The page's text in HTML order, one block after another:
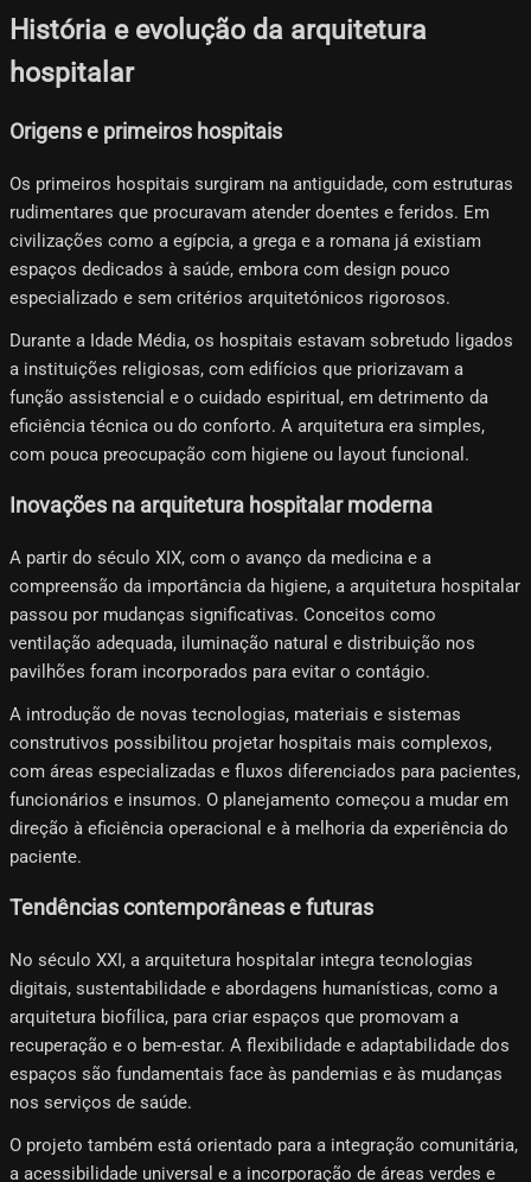
História e evolução da arquitetura
hospitalar
Origens e primeiros hospitais
Os primeiros hospitais surgiram na antiguidade, com estruturas
rudimentares que procuravam atender doentes e feridos. Em
civilizações como a egípcia, a grega e a romana já existiam
espaços dedicados à saúde, embora com design pouco
especializado e sem critérios arquitetónicos rigorosos.
Durante a Idade Média, os hospitais estavam sobretudo ligados
a instituições religiosas, com edifícios que priorizavam a
função assistencial e o cuidado espiritual, em detrimento da
eficiência técnica ou do conforto. A arquitetura era simples,
com pouca preocupação com higiene ou layout funcional.
Inovações na arquitetura hospitalar moderna
A partir do século XIX, com o avanço da medicina e a
compreensão da importância da higiene, a arquitetura hospitalar
passou por mudanças significativas. Conceitos como
ventilação adequada, iluminação natural e distribuição nos
pavilhões foram incorporados para evitar o contágio.
A introdução de novas tecnologias, materiais e sistemas
construtivos possibilitou projetar hospitais mais complexos,
com áreas especializadas e fluxos diferenciados para pacientes,
funcionários e insumos. O planejamento começou a mudar em
direção à eficiência operacional e à melhoria da experiência do
paciente.
Tendências contemporâneas e futuras
No século XXI, a arquitetura hospitalar integra tecnologias
digitais, sustentabilidade e abordagens humanísticas, como a
arquitetura biofílica, para criar espaços que promovam a
recuperação e o bem-estar. A flexibilidade e adaptabilidade dos
espaços são fundamentais face às pandemias e às mudanças
nos serviços de saúde.
O projeto também está orientado para a integração comunitária,
a acessibilidade universal e a incorporação de áreas verdes e